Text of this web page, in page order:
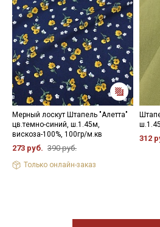
Мерный лоскут Штапель "Алетта"
цв.темно-синий, ш.1.45м,
вискоза-100%, 100гр/м.кв
273 руб. 390 руб.
Только онлайн-заказ
312